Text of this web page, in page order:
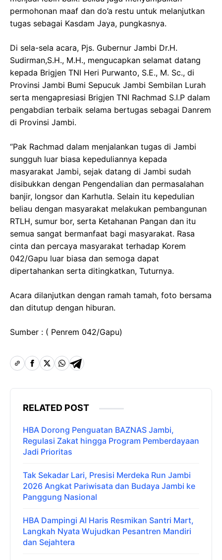
permohonan maaf dan do’a restu untuk melanjutkan
tugas sebagai Kasdam Jaya, pungkasnya.
Di sela-sela acara, Pjs. Gubernur Jambi Dr.H.
Sudirman,S.H., M.H., mengucapkan selamat datang
kepada Brigjen TNI Heri Purwanto, S.E., M. Sc., di
Provinsi Jambi Bumi Sepucuk Jambi Sembilan Lurah
serta mengapresiasi Brigjen TNI Rachmad S.I.P dalam
pengabdian terbaik selama bertugas sebagai Danrem
di Provinsi Jambi.
“Pak Rachmad dalam menjalankan tugas di Jambi
sungguh luar biasa kepeduliannya kepada
masyarakat Jambi, sejak datang di Jambi sudah
disibukkan dengan Pengendalian dan permasalahan
banjir, longsor dan Karhutla. Selain itu kepedulian
beliau dengan masyarakat melakukan pembangunan
RTLH, sumur bor, serta Ketahanan Pangan dan itu
semua sangat bermanfaat bagi masyarakat. Rasa
cinta dan percaya masyarakat terhadap Korem
042/Gapu luar biasa dan semoga dapat
dipertahankan serta ditingkatkan, Tuturnya.
Acara dilanjutkan dengan ramah tamah, foto bersama
dan ditutup dengan hiburan.
Sumber : ( Penrem 042/Gapu)
RELATED POST
HBA Dorong Penguatan BAZNAS Jambi,
Regulasi Zakat hingga Program Pemberdayaan
Jadi Prioritas
Tak Sekadar Lari, Presisi Merdeka Run Jambi
2026 Angkat Pariwisata dan Budaya Jambi ke
Panggung Nasional
HBA Dampingi Al Haris Resmikan Santri Mart,
Langkah Nyata Wujudkan Pesantren Mandiri
dan Sejahtera